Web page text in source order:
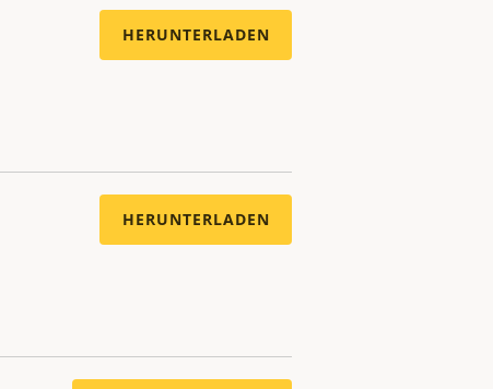
HERUNTERLADEN
HERUNTERLADEN